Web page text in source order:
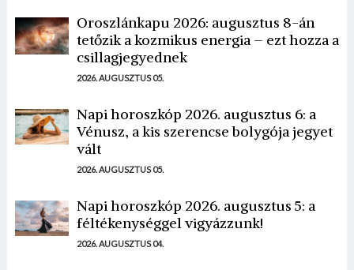
Oroszlánkapu 2026: augusztus 8-án
tetőzik a kozmikus energia – ezt hozza a
csillagjegyednek
2026. AUGUSZTUS 05.
Napi horoszkóp 2026. augusztus 6: a
Vénusz, a kis szerencse bolygója jegyet
vált
2026. AUGUSZTUS 05.
Napi horoszkóp 2026. augusztus 5: a
féltékenységgel vigyázzunk!
2026. AUGUSZTUS 04.